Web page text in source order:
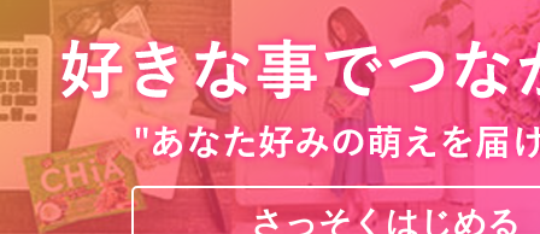
さっそくはじめる